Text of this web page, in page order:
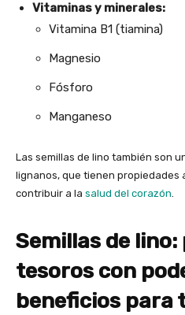
Vitaminas y minerales:
Vitamina B1 (tiamina)
Magnesio
Fósforo
Manganeso
Las semillas de lino también son
lignanos, que tienen propiedades
contribuir a la salud del corazón.
Semillas de lino:
tesoros con
beneficios para